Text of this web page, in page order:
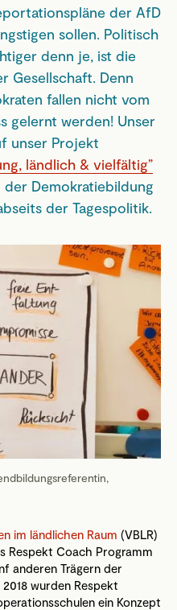
der AfD
sollen. Politisch
denn je, ist die
Gesellschaft. Denn
fallen nicht vom
gelernt werden! Unser
unser Projekt
ländlich & vielfältig”
Demokratiebildung
der Tagespolitik.
im ländlichen Raum (VBLR)
Respekt Coach Programm
anderen Trägern der
wurden Respekt
ein Konzept